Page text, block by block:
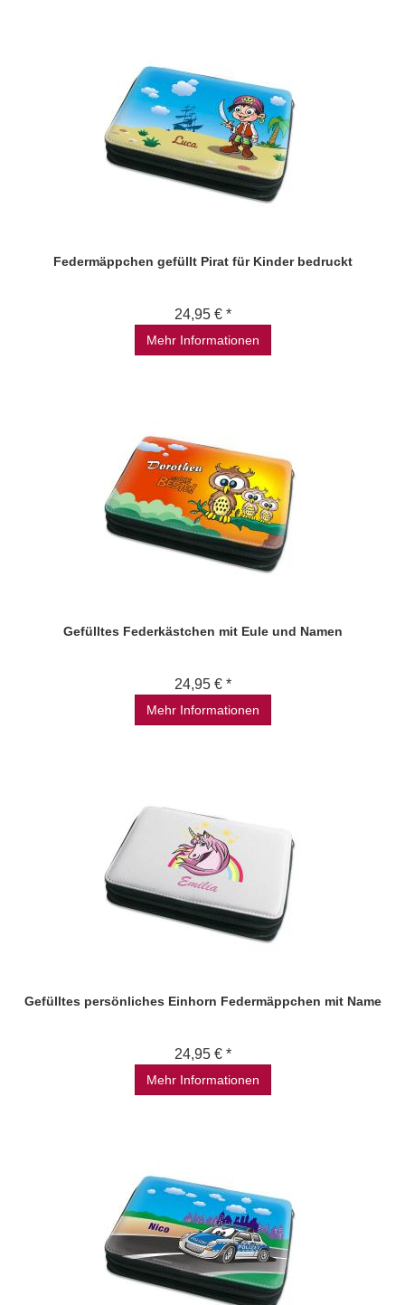
Federmäppchen gefüllt Pirat für Kinder bedruckt
24,95 € *
Mehr Informationen
Gefülltes Federkästchen mit Eule und Namen
24,95 € *
Mehr Informationen
Gefülltes persönliches Einhorn Federmäppchen mit Name
24,95 € *
Mehr Informationen